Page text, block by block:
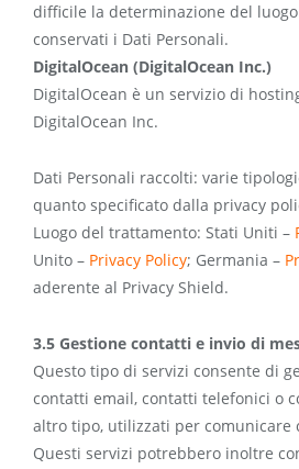
difficile la determinazione del
conservati i Dati Personali.
DigitalOcean (DigitalOcean Inc.)
DigitalOcean è un servizio di
DigitalOcean Inc.
Dati Personali raccolti: varie
quanto specificato dalla privacy
Luogo del trattamento: Stati Uniti –
Unito – Privacy Policy; Germania –
aderente al Privacy Shield.
3.5 Gestione contatti e invio di
Questo tipo di servizi consente di
contatti email, contatti telefonici o
altro tipo, utilizzati per comunicare
Questi servizi potrebbero inoltre